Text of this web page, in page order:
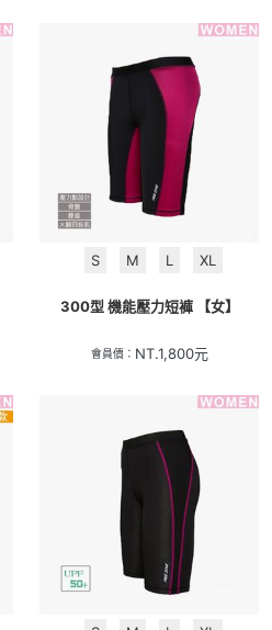
S M L XL
300型 機能壓力短褲 【女】
會員價： NT.1,800元